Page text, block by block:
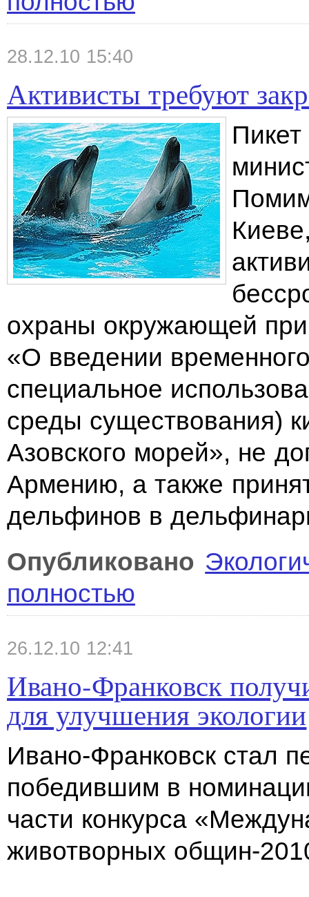
28.12.10 15:40
Активисты требуют
охраны окружающей
«О введении
специальное
среды существования)
Азовского морей», не
Армению, а также
дельфинов в
Опубликовано
полностью
26.12.10 12:41
Ивано-Франковск
для улучшения экологии
Ивано-Франковск стал
победившим в
части конкурса
животворных общин-